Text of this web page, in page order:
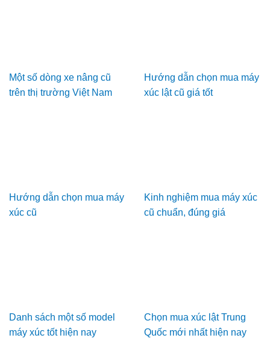
Một số dòng xe nâng cũ
trên thị trường Việt Nam
Hướng dẫn chọn mua máy
xúc lật cũ giá tốt
Hướng dẫn chọn mua máy
xúc cũ
Kinh nghiệm mua máy xúc
cũ chuẩn, đúng giá
Danh sách một số model
máy xúc tốt hiện nay
Chọn mua xúc lật Trung
Quốc mới nhất hiện nay